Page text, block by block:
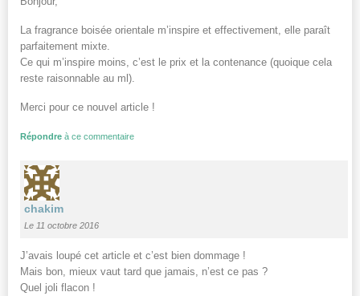
La fragrance boisée orientale m’inspire et effectivement, elle paraît
parfaitement mixte.
Ce qui m’inspire moins, c’est le prix et la contenance (quoique cela
reste raisonnable au ml).
Merci pour ce nouvel article !
Répondre à ce commentaire
chakim
Le 11 octobre 2016
J’avais loupé cet article et c’est bien dommage !
Mais bon, mieux vaut tard que jamais, n’est ce pas ?
Quel joli flacon !